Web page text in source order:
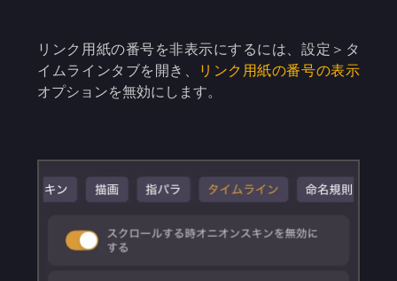
リンク用紙の番号を非表示にするには、設定＞タ
イムラインタブを開き、
リンク用紙の番号の表示
オプションを無効にします。